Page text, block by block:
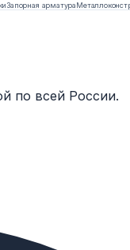
Запорная арматура
по всей России.